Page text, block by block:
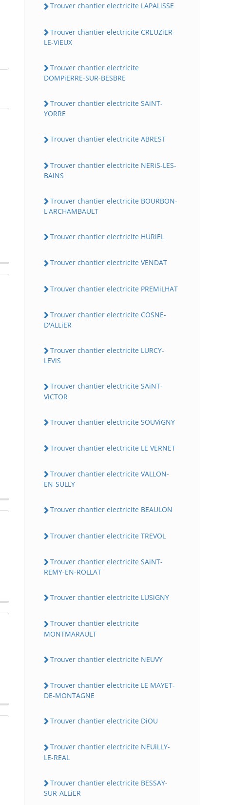
Trouver chantier electricite LAPALiSSE
Trouver chantier electricite CREUZiER-
LE-ViEUX
Trouver chantier electricite
DOMPiERRE-SUR-BESBRE
Trouver chantier electricite SAiNT-
YORRE
Trouver chantier electricite ABREST
Trouver chantier electricite NERiS-LES-
BAiNS
Trouver chantier electricite BOURBON-
L'ARCHAMBAULT
Trouver chantier electricite HURiEL
Trouver chantier electricite VENDAT
Trouver chantier electricite PREMiLHAT
Trouver chantier electricite COSNE-
D'ALLiER
Trouver chantier electricite LURCY-
LEViS
Trouver chantier electricite SAiNT-
ViCTOR
Trouver chantier electricite SOUViGNY
Trouver chantier electricite LE VERNET
Trouver chantier electricite VALLON-
EN-SULLY
Trouver chantier electricite BEAULON
Trouver chantier electricite TREVOL
Trouver chantier electricite SAiNT-
REMY-EN-ROLLAT
Trouver chantier electricite LUSiGNY
Trouver chantier electricite
MONTMARAULT
Trouver chantier electricite NEUVY
Trouver chantier electricite LE MAYET-
DE-MONTAGNE
Trouver chantier electricite DiOU
Trouver chantier electricite NEUiLLY-
LE-REAL
Trouver chantier electricite BESSAY-
SUR-ALLiER